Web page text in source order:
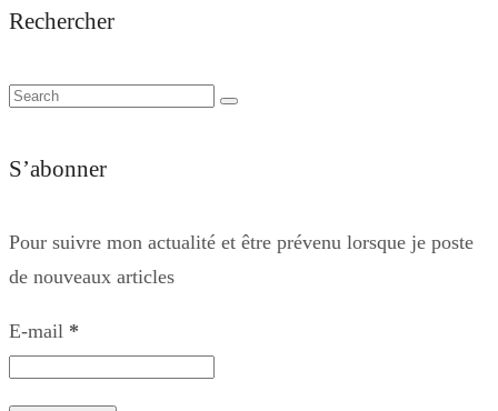
Rechercher
S’abonner
Pour suivre mon actualité et être prévenu lorsque je poste
de nouveaux articles
E-mail *